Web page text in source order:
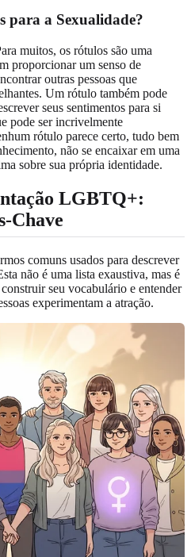
para a Sexualidade?
muitos, os rótulos são uma
proporcionar um senso de
outras pessoas que
Um rótulo também pode
seus sentimentos para si
pode ser incrivelmente
rótulo parece certo, tudo bem
não se encaixar em uma
sobre sua própria identidade.
LGBTQ+:
Chave
comuns usados para descrever
não é uma lista exaustiva, mas é
seu vocabulário e entender
experimentam a atração.